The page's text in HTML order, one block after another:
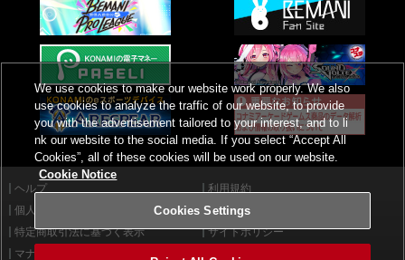
ヘルプ
利用規約
個人情報等保護方針
外部送信について
特定商取引法に基づく表示
サイトポリシー
マナー＆ルール
We use cookies to make our website work properly. We also
use cookies to analyze the traffic of our website, to provide
you with the advertisement tailored to your interest, and to li
nk our website to the social media. If you select “Accept All
Cookies”, all of these cookies will be used on our website.
Cookie Notice
Cookies Settings